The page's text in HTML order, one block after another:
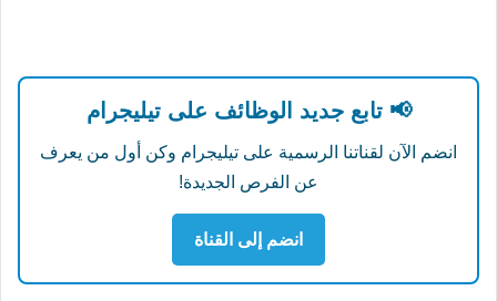
📢 تابع جديد الوظائف على تيليجرام
انضم الآن لقناتنا الرسمية على تيليجرام وكن أول من يعرف
عن الفرص الجديدة!
انضم إلى القناة